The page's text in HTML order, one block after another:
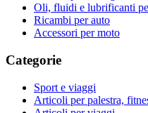
Oli, fluidi e lubrificanti
Ricambi per auto
Accessori per moto
Categorie
Sport e viaggi
Articoli per palestra,